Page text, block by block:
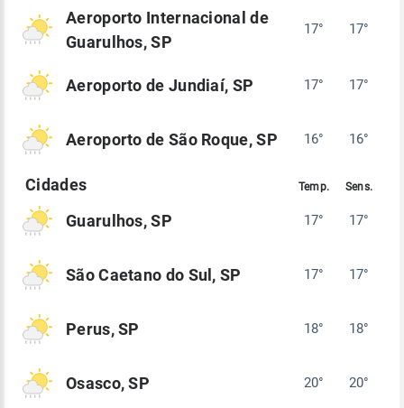
Aeroporto Internacional de
Guarulhos, SP
17° 17°
Aeroporto de Jundiaí, SP 17° 17°
Aeroporto de São Roque, SP 16° 16°
Guarulhos, SP 17° 17°
São Caetano do Sul, SP 17° 17°
Perus, SP 18° 18°
Osasco, SP 20° 20°